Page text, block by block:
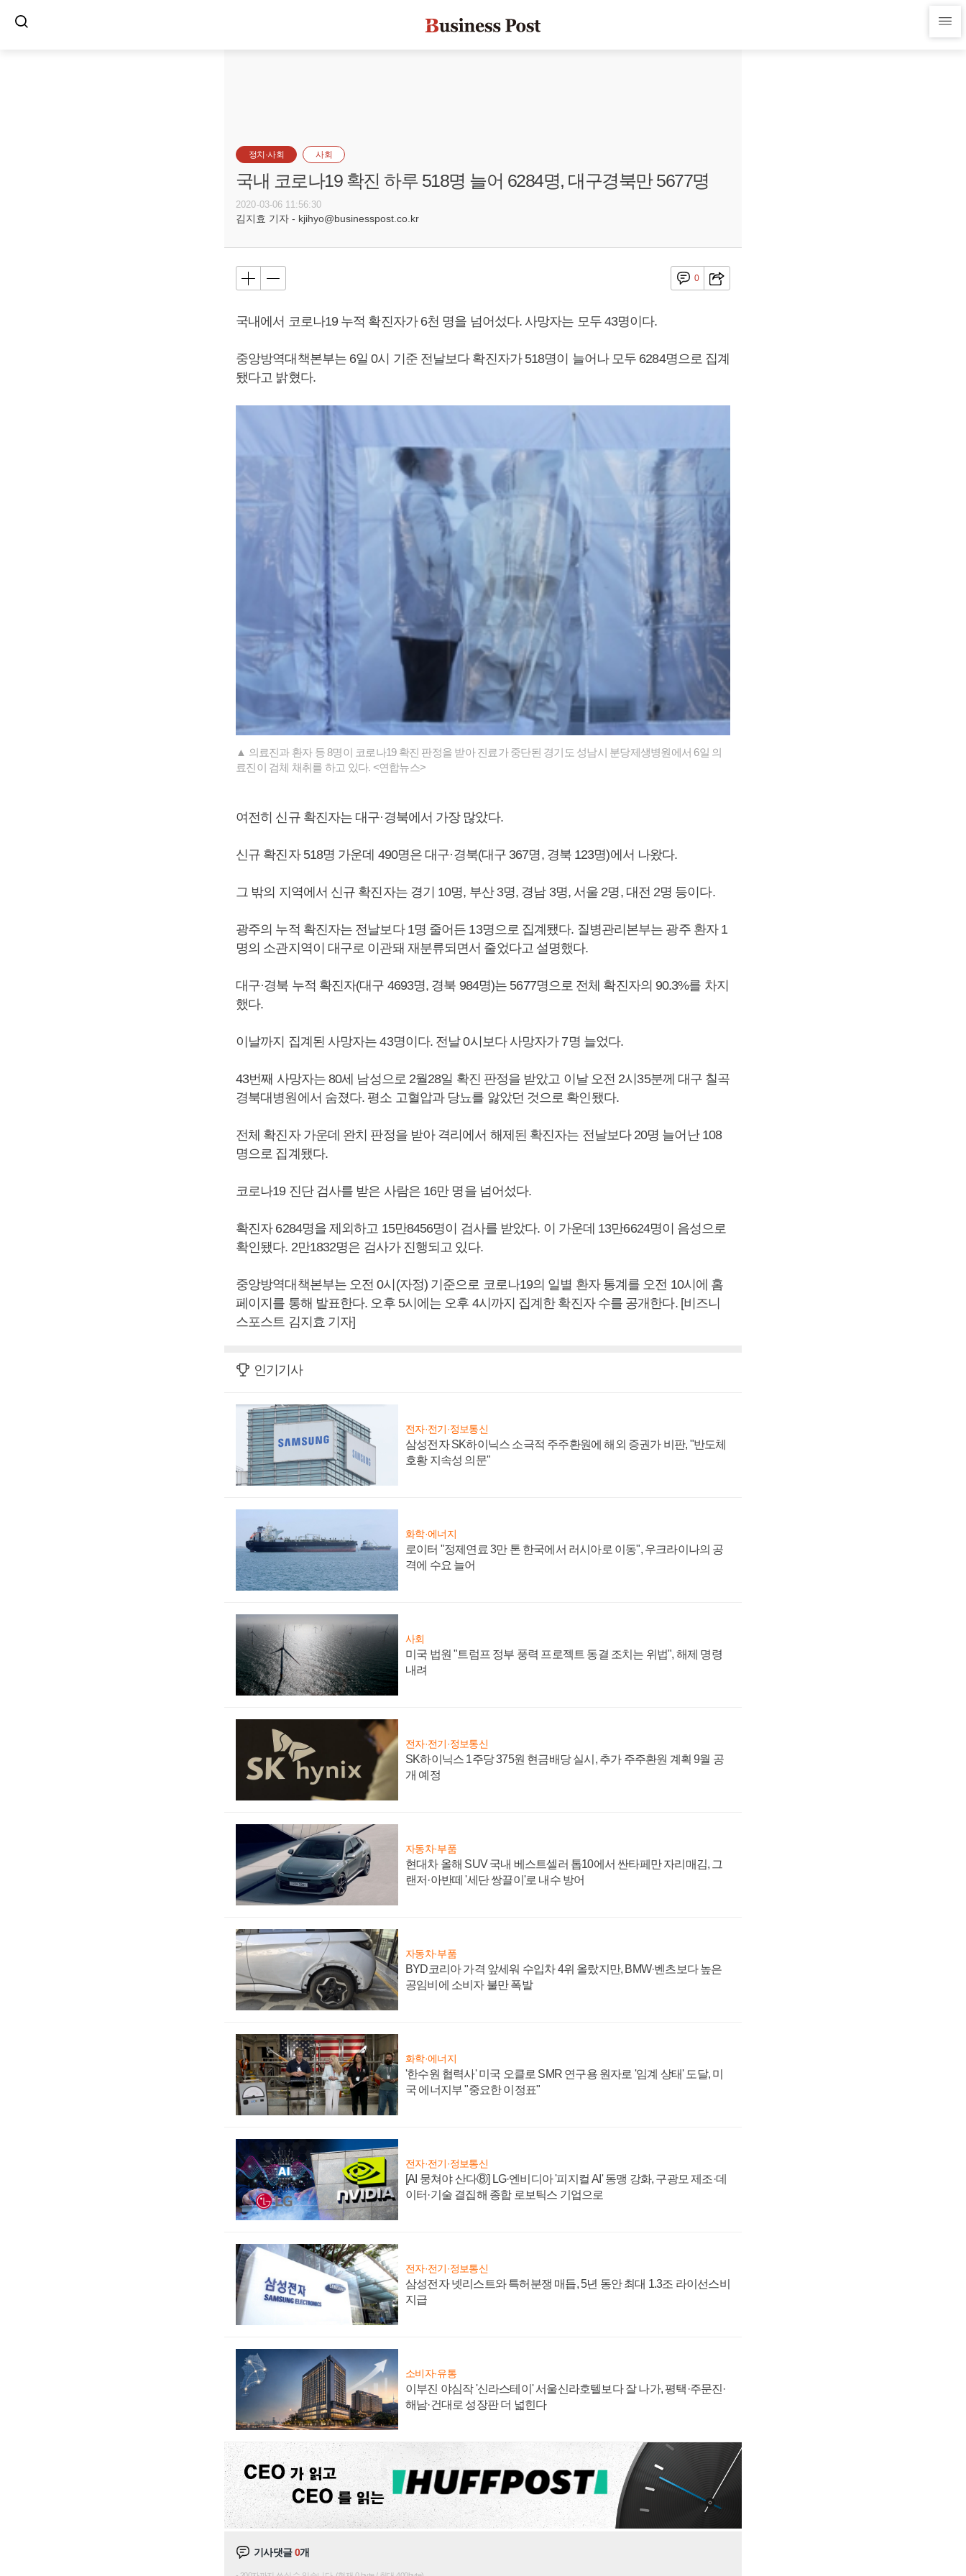
정치·사회 사회
국내 코로나19 확진 하루 518명 늘어 6284명, 대구경북만 5677명
2020-03-06 11:56:30
김지효 기자 - kjihyo@businesspost.co.kr
0
국내에서 코로나19 누적 확진자가 6천 명을 넘어섰다. 사망자는 모두 43명이다.
중앙방역대책본부는 6일 0시 기준 전날보다 확진자가 518명이 늘어나 모두 6284명으로 집계
됐다고 밝혔다.
▲ 의료진과 환자 등 8명이 코로나19 확진 판정을 받아 진료가 중단된 경기도 성남시 분당제생병원에서 6일 의
료진이 검체 채취를 하고 있다. <연합뉴스>
여전히 신규 확진자는 대구·경북에서 가장 많았다.
신규 확진자 518명 가운데 490명은 대구·경북(대구 367명, 경북 123명)에서 나왔다.
그 밖의 지역에서 신규 확진자는 경기 10명, 부산 3명, 경남 3명, 서울 2명, 대전 2명 등이다.
광주의 누적 확진자는 전날보다 1명 줄어든 13명으로 집계됐다. 질병관리본부는 광주 환자 1
명의 소관지역이 대구로 이관돼 재분류되면서 줄었다고 설명했다.
대구·경북 누적 확진자(대구 4693명, 경북 984명)는 5677명으로 전체 확진자의 90.3%를 차지
했다.
이날까지 집계된 사망자는 43명이다. 전날 0시보다 사망자가 7명 늘었다.
43번째 사망자는 80세 남성으로 2월28일 확진 판정을 받았고 이날 오전 2시35분께 대구 칠곡
경북대병원에서 숨졌다. 평소 고혈압과 당뇨를 앓았던 것으로 확인됐다.
전체 확진자 가운데 완치 판정을 받아 격리에서 해제된 확진자는 전날보다 20명 늘어난 108
명으로 집계됐다.
코로나19 진단 검사를 받은 사람은 16만 명을 넘어섰다.
확진자 6284명을 제외하고 15만8456명이 검사를 받았다. 이 가운데 13만6624명이 음성으로
확인됐다. 2만1832명은 검사가 진행되고 있다.
중앙방역대책본부는 오전 0시(자정) 기준으로 코로나19의 일별 환자 통계를 오전 10시에 홈
페이지를 통해 발표한다. 오후 5시에는 오후 4시까지 집계한 확진자 수를 공개한다. [비즈니
스포스트 김지효 기자]
인기기사
전자·전기·정보통신
삼성전자 SK하이닉스 소극적 주주환원에 해외 증권가 비판, "반도체
호황 지속성 의문"
화학·에너지
로이터 "정제연료 3만 톤 한국에서 러시아로 이동", 우크라이나의 공
격에 수요 늘어
사회
미국 법원 "트럼프 정부 풍력 프로젝트 동결 조치는 위법", 해제 명령
내려
전자·전기·정보통신
SK하이닉스 1주당 375원 현금배당 실시, 추가 주주환원 계획 9월 공
개 예정
자동차·부품
현대차 올해 SUV 국내 베스트셀러 톱10에서 싼타페만 자리매김, 그
랜저·아반떼 '세단 쌍끌이'로 내수 방어
자동차·부품
BYD코리아 가격 앞세워 수입차 4위 올랐지만, BMW·벤츠보다 높은
공임비에 소비자 불만 폭발
화학·에너지
'한수원 협력사' 미국 오클로 SMR 연구용 원자로 '임계 상태' 도달, 미
국 에너지부 "중요한 이정표"
전자·전기·정보통신
[AI 뭉쳐야 산다⑧] LG·엔비디아 '피지컬 AI' 동맹 강화, 구광모 제조·데
이터·기술 결집해 종합 로보틱스 기업으로
전자·전기·정보통신
삼성전자 넷리스트와 특허분쟁 매듭, 5년 동안 최대 1.3조 라이선스비
지급
소비자·유통
이부진 야심작 '신라스테이' 서울신라호텔보다 잘 나가, 평택·주문진·
해남·건대로 성장판 더 넓힌다
기사댓글0개